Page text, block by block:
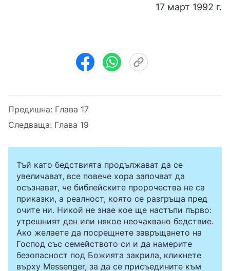
17 март 1992 г.
Предишна: Глава 17
Следваща: Глава 19
Тъй като бедствията продължават да се
увеличават, все повече хора започват да
осъзнават, че библейските пророчества не са
приказки, а реалност, която се разгръща пред
очите ни. Никой не знае кое ще настъпи първо:
утрешният ден или някое неочаквано бедствие.
Ако желаете да посрещнете завръщането на
Господ със семейството си и да намерите
безопасност под Божията закрила, кликнете
върху Messenger, за да се присъедините към